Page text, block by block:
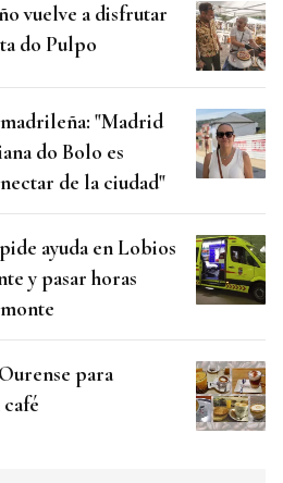
vuelve a disfrutar
do Pulpo
"Madrid
do Bolo es
de la ciudad"
ayuda en Lobios
y pasar horas
para